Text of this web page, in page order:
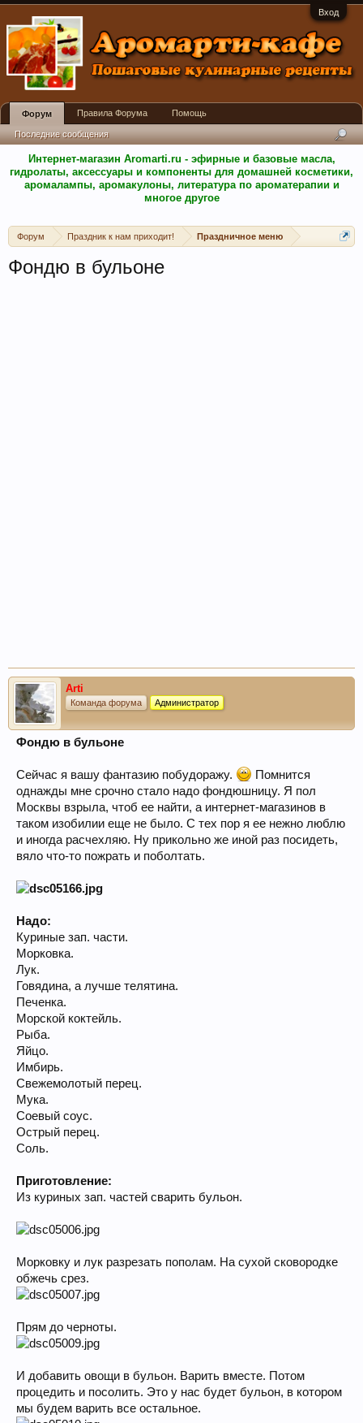
Вход
Интернет-магазин Aromarti.ru - эфирные и базовые масла,
гидролаты, аксессуары и компоненты для домашней косметики,
аромалампы, аромакулоны, литература по ароматерапии и
многое другое
Форум Праздник к нам приходит! Праздничное меню
Фондю в бульоне
Arti
Команда форума Администратор
Фондю в бульоне
Сейчас я вашу фантазию побудоражу.
Помнится
однажды мне срочно стало надо фондюшницу. Я пол
Москвы взрыла, чтоб ее найти, а интернет-магазинов в
таком изобилии еще не было. С тех пор я ее нежно люблю
и иногда расчехляю. Ну прикольно же иной раз посидеть,
вяло что-то пожрать и поболтать.
Надо:
Куриные зап. части.
Морковка.
Лук.
Говядина, а лучше телятина.
Печенка.
Морской коктейль.
Рыба.
Яйцо.
Имбирь.
Свежемолотый перец.
Мука.
Соевый соус.
Острый перец.
Соль.
Приготовление:
Из куриных зап. частей сварить бульон.
Морковку и лук разрезать пополам. На сухой сковородке
обжечь срез.
Прям до черноты.
И добавить овощи в бульон. Варить вместе. Потом
процедить и посолить. Это у нас будет бульон, в котором
мы будем варить все остальное.
Форум
Последние сообщения
Правила Форума Помощь